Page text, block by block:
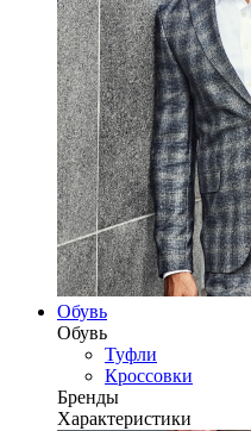
Обувь
Обувь
Туфли
Кроссовки
Бренды
Характеристики